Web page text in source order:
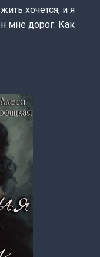
хочется, и я
мне дорог. Как